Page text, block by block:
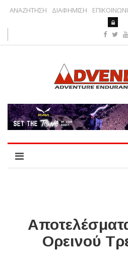
ΑΝΑΖΗΤΗΣΗ ΔΙΑΦΗΜΙΣΗ
Ορεινού